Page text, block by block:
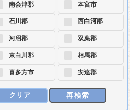
南会津郡
石川郡
河沼郡
東白川郡
喜多方市
本宮市
西白河郡
双葉郡
相馬郡
安達郡
クリア 再検索